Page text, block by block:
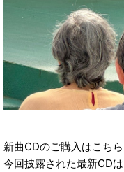
新曲CDのご購入はこちら
今回披露された最新CD